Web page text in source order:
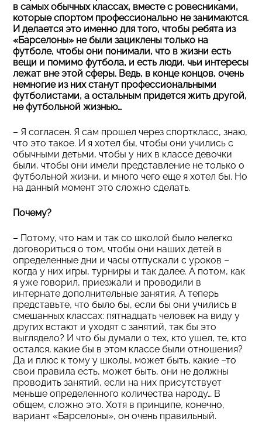
в самых обычных классах, вместе с ровесниками,
которые спортом профессионально не занимаются.
И делается это именно для того, чтобы ребята из
«Барселоны» не были зациклены только на
футболе, чтобы они понимали, что в жизни есть
вещи и помимо футбола, и есть люди, чьи интересы
лежат вне этой сферы. Ведь, в конце концов, очень
немногие из них станут профессиональными
футболистами, а остальным придется жить другой,
не футбольной жизнью…
– Я согласен. Я сам прошел через спорткласс, знаю,
что это такое. И я хотел бы, чтобы они учились с
обычными детьми, чтобы у них в классе девочки
были, чтобы они имели представление не только о
футбольной жизни, и много чего еще я хотел бы. Но
на данный момент это сложно сделать.
Почему?
– Потому, что нам и так со школой было нелегко
договориться о том, чтобы они наших детей в
определенные дни и часы отпускали с уроков –
когда у них игры, турниры и так далее. А потом, как
я уже говорил, приезжали и проводили в
интернате дополнительные занятия. А теперь
представьте, что было бы, если бы они учились в
смешанных классах: пятнадцать человек на виду у
других встают и уходят с занятий, так бы это
выглядело? И что бы думали о тех, кто ушел, те, кто
остался, какие бы в этом классе были отношения?
Да и плюс к тому у школы, может быть, какие –то
свои правила есть, может быть, они не должны
проводить занятий, если на них присутствует
меньше определенного количества народу… В
общем, сложно это. Хотя в принципе, конечно,
вариант «Барселоны», он очень правильный.